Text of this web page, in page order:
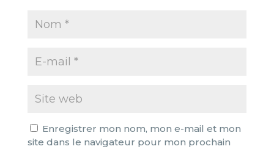
Enregistrer mon nom, mon e-mail et mon
site dans le navigateur pour mon prochain